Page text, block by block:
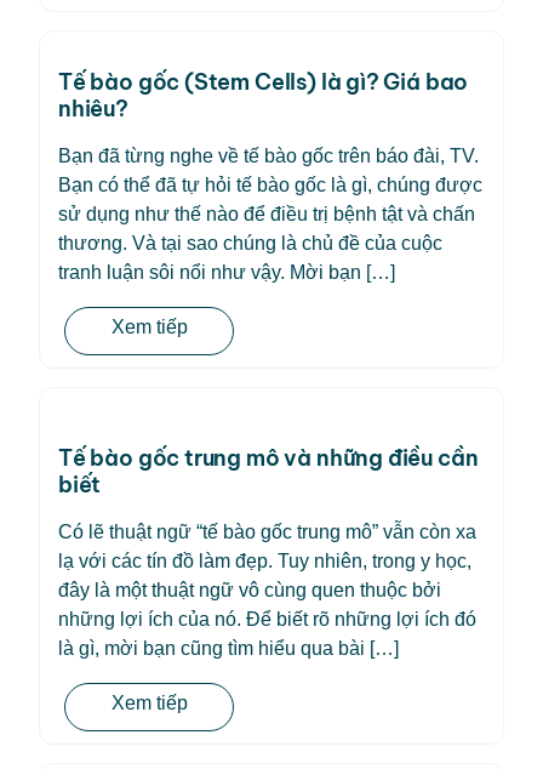
Tế bào gốc (Stem Cells) là gì? Giá bao
nhiêu?
Bạn đã từng nghe về tế bào gốc trên báo đài, TV.
Bạn có thể đã tự hỏi tế bào gốc là gì, chúng được
sử dụng như thế nào để điều trị bệnh tật và chấn
thương. Và tại sao chúng là chủ đề của cuộc
tranh luận sôi nổi như vậy. Mời bạn […]
Xem tiếp
Tế bào gốc trung mô và những điều cần
biết
Có lẽ thuật ngữ “tế bào gốc trung mô” vẫn còn xa
lạ với các tín đồ làm đẹp. Tuy nhiên, trong y học,
đây là một thuật ngữ vô cùng quen thuộc bởi
những lợi ích của nó. Để biết rõ những lợi ích đó
là gì, mời bạn cũng tìm hiểu qua bài […]
Xem tiếp